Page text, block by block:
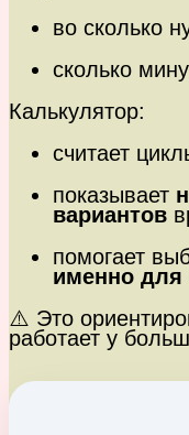
во сколько
сколько
Калькулятор:
считает
показывает
вариантов
помогает
именно для
⚠️ Это
работает у